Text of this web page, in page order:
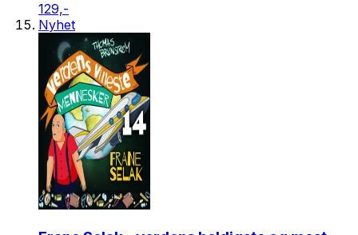
129,-
Nyhet